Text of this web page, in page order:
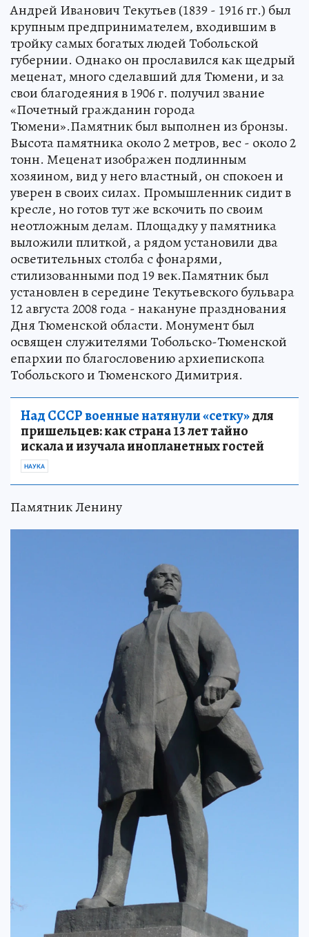
Андрей Иванович Текутьев (1839 - 1916 гг.) был
крупным предпринимателем, входившим в
тройку самых богатых людей Тобольской
губернии. Однако он прославился как щедрый
меценат, много сделавший для Тюмени, и за
свои благодеяния в 1906 г. получил звание
«Почетный гражданин города
Тюмени».Памятник был выполнен из бронзы.
Высота памятника около 2 метров, вес - около 2
тонн. Меценат изображен подлинным
хозяином, вид у него властный, он спокоен и
уверен в своих силах. Промышленник сидит в
кресле, но готов тут же вскочить по своим
неотложным делам. Площадку у памятника
выложили плиткой, а рядом установили два
осветительных столба с фонарями,
стилизованными под 19 век.Памятник был
установлен в середине Текутьевского бульвара
12 августа 2008 года - накануне празднования
Дня Тюменской области. Монумент был
освящен служителями Тобольско-Тюменской
епархии по благословению архиепископа
Тобольского и Тюменского Димитрия.
Над СССР военные натянули «сетку»для
пришельцев: как страна 13 лет тайно
искала и изучала инопланетных гостей
НАУКА
Памятник Ленину